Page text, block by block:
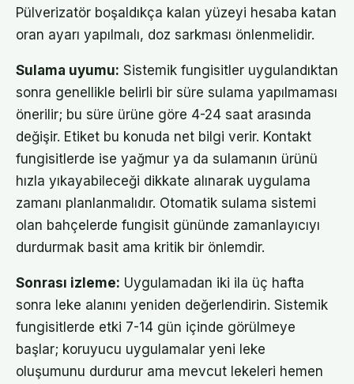
Pülverizatör boşaldıkça kalan yüzeyi hesaba katan
oran ayarı yapılmalı, doz sarkması önlenmelidir.
Sulama uyumu: Sistemik fungisitler uygulandıktan
sonra genellikle belirli bir süre sulama yapılmaması
önerilir; bu süre ürüne göre 4-24 saat arasında
değişir. Etiket bu konuda net bilgi verir. Kontakt
fungisitlerde ise yağmur ya da sulamanın ürünü
hızla yıkayabileceği dikkate alınarak uygulama
zamanı planlanmalıdır. Otomatik sulama sistemi
olan bahçelerde fungisit gününde zamanlayıcıyı
durdurmak basit ama kritik bir önlemdir.
Sonrası izleme: Uygulamadan iki ila üç hafta
sonra leke alanını yeniden değerlendirin. Sistemik
fungisitlerde etki 7-14 gün içinde görülmeye
başlar; koruyucu uygulamalar yeni leke
oluşumunu durdurur ama mevcut lekeleri hemen